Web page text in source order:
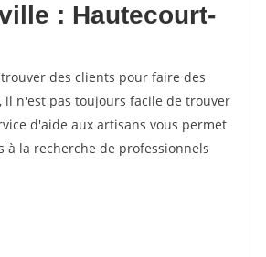
: Hautecourt-
des clients pour faire des
n'est pas toujours facile de trouver
d'aide aux artisans vous permet
la recherche de professionnels